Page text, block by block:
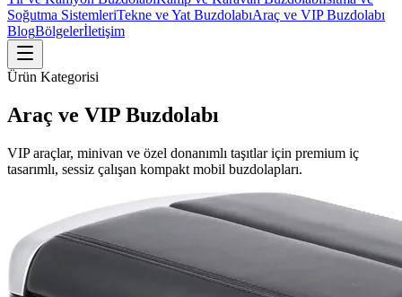
Soğutma SistemleriTekne ve Yat BuzdolabıAraç ve VIP Buzdolabı
BlogBölgelerİletişim
Ürün Kategorisi
Araç ve VIP Buzdolabı
VIP araçlar, minivan ve özel donanımlı taşıtlar için premium iç
tasarımlı, sessiz çalışan kompakt mobil buzdolapları.